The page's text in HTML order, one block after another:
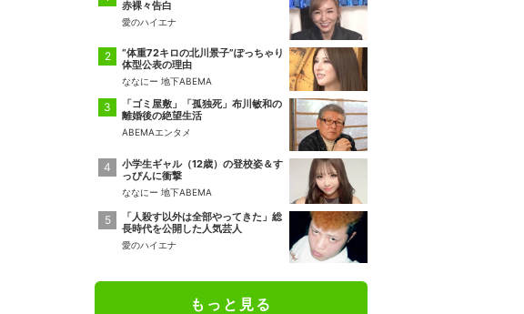
赤裸々告白
愛のハイエナ
“体重72キロの北川景子”ぽっちゃり
体型公表の理由
ななにー 地下ABEMA
「ゴミ屋敷」「孤独死」布川敏和の
離婚後の絶望生活
ABEMAエンタメ
小学生ギャル（12歳）の登校姿＆す
っぴんに衝撃
ななにー 地下ABEMA
「人殺す以外は全部やってきた」総
長時代を公開した人気芸人
愛のハイエナ
もっと見る